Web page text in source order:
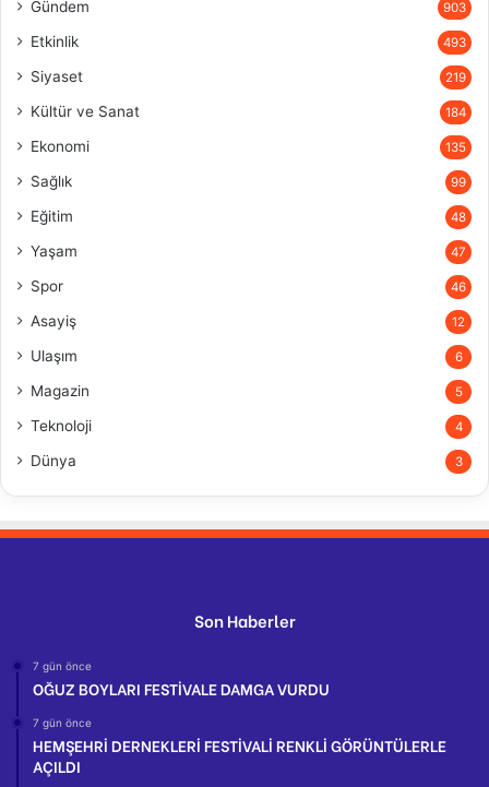
Gündem 903
Etkinlik 493
Siyaset 219
Kültür ve Sanat 184
Ekonomi 135
Sağlık 99
Eğitim 48
Yaşam 47
Spor 46
Asayiş 12
Ulaşım 6
Magazin 5
Teknoloji 4
Dünya 3
Son Haberler
7 gün önce
OĞUZ BOYLARI FESTİVALE DAMGA VURDU
7 gün önce
HEMŞEHRİ DERNEKLERİ FESTİVALİ RENKLİ GÖRÜNTÜLERLE
AÇILDI